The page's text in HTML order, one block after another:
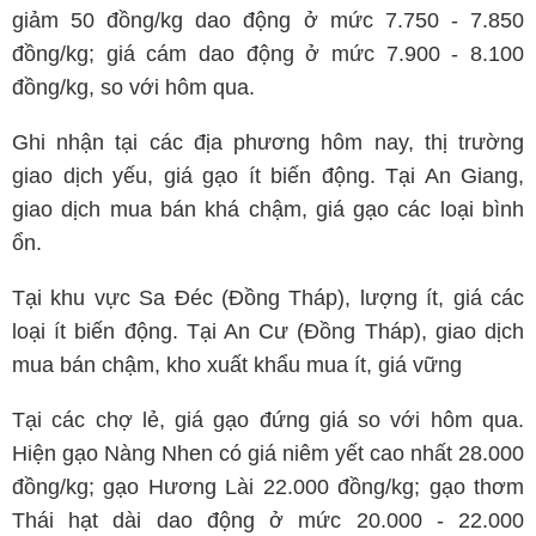
giảm 50 đồng/kg dao động ở mức 7.750 - 7.850
đồng/kg; giá cám dao động ở mức 7.900 - 8.100
đồng/kg, so với hôm qua.
Ghi nhận tại các địa phương hôm nay, thị trường
giao dịch yếu, giá gạo ít biến động. Tại An Giang,
giao dịch mua bán khá chậm, giá gạo các loại bình
ổn.
Tại khu vực Sa Đéc (Đồng Tháp), lượng ít, giá các
loại ít biến động. Tại An Cư (Đồng Tháp), giao dịch
mua bán chậm, kho xuất khẩu mua ít, giá vững
Tại các chợ lẻ, giá gạo đứng giá so với hôm qua.
Hiện gạo Nàng Nhen có giá niêm yết cao nhất 28.000
đồng/kg; gạo Hương Lài 22.000 đồng/kg; gạo thơm
Thái hạt dài dao động ở mức 20.000 - 22.000